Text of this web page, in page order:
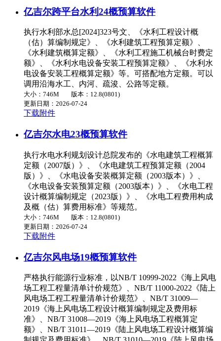
亿吉尔跨平台水利24概预算软件
执行水利部水总[2024]323号文、《水利工程设计概
（估）算编制规定》、《水利建筑工程预算定额》、
《水利建筑概算定额》、《水利工程施工机械台时费定
额》、《水利水电设备安装工程预算定额》、《水利水
电设备安装工程概算定额》等。可搭配地方定额。可以
调用沿海水工、内河、疏浚、公路等定额。
大小：746M
版本：12.8(0801)
更新日期：2026-07-24
下载附件
亿吉尔水电23概预算软件
执行水电水利规划设计总院发布的《水电建筑工程概算
定额（2007版）》、《水电建筑工程预算定额（2004
版）》、《水电设备安装概算定额（2003版本）》、
《水电设备安装预算定额（2003版本）》、《水电工程
设计概算编制规定（2023版）》、《水电工程费用构成
及概（估）算费用标准》等规范。
大小：746M
版本：12.8(0801)
更新日期：2026-07-24
下载附件
亿吉尔风电场19概预算软件
严格执行能源行业标准，以NB/T 10999-2022《海上风电
场工程工程量清单计价规范》、NB/T 11000-2022《陆上
风电场工程工程量清单计价规范》、NB/T 31009—
2019《海上风电场工程设计概算编制规定及费用标
准》、NB/T 31008—2019《海上风电场工程概算定
额》、NB/T 31011—2019《陆上风电场工程设计概算编